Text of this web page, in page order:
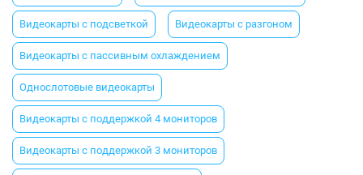
Видеокарты с подсветкой Видеокарты с разгоном
Видеокарты с пассивным охлаждением
Однослотовые видеокарты
Видеокарты с поддержкой 4 мониторов
Видеокарты с поддержкой 3 мониторов